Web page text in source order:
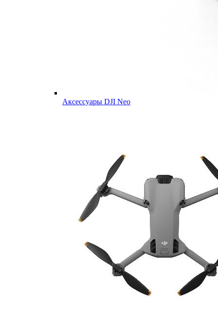
Аксессуары DJI Neo